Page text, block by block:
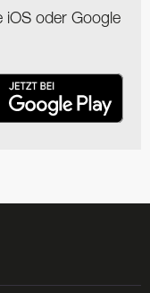
iOS oder Google